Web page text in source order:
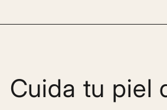
Cuida tu piel